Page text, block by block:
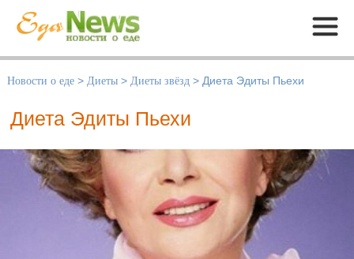
Меню
Новости о еде > Диеты > Диеты звёзд > Диета Эдиты Пьехи
Диета Эдиты Пьехи